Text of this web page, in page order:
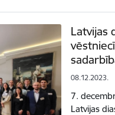
Latvijas
08.12.2023.
7.
Latvijas